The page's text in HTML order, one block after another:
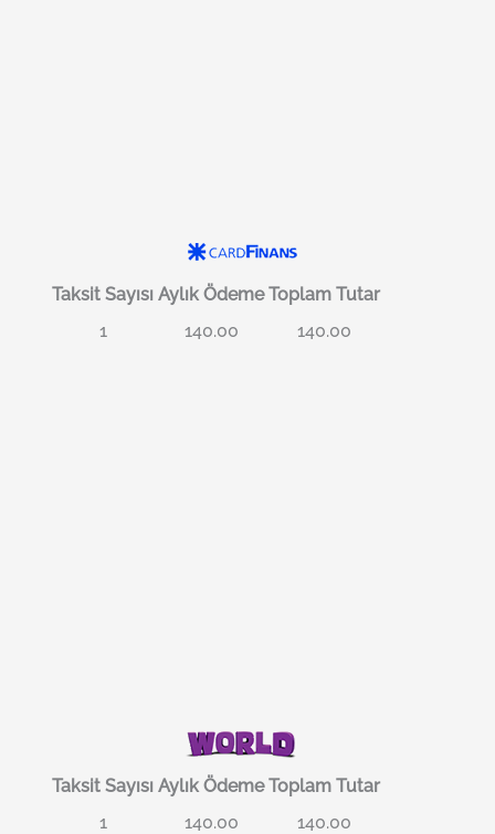
Taksit Sayısı Aylık Ödeme Toplam Tutar
1
140.00 140.00
Taksit Sayısı Aylık Ödeme Toplam Tutar
1
140.00 140.00